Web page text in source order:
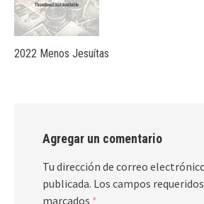
2022 Menos Jesuítas
Agregar un comentario
Tu dirección de correo
publicada. Los campos
marcados *